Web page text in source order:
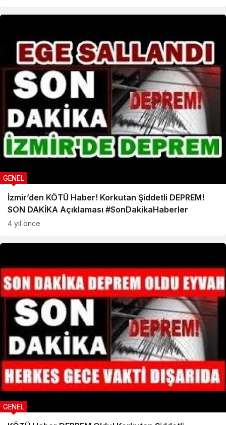
İzmir’den KÖTÜ Haber! Korkutan Şiddetli DEPREM!
SON DAKİKA Açıklaması #SonDakikaHaberler
GENEL
4 yıl önce
GENEL